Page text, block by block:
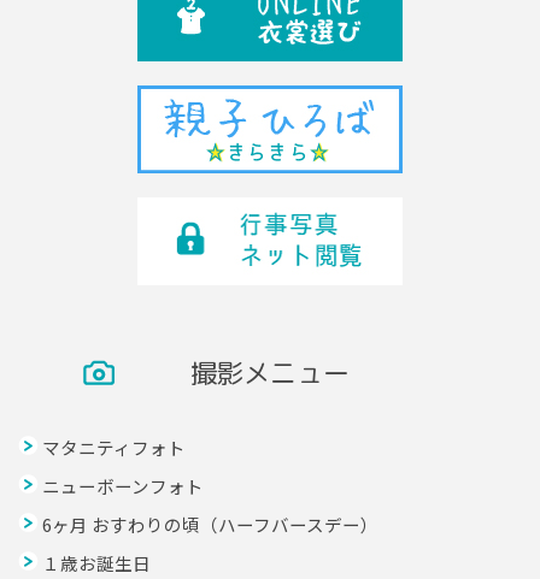
撮影メニュー
マタニティフォト
ニューボーンフォト
6ヶ月 おすわりの頃（ハーフバースデー）
１歳お誕生日